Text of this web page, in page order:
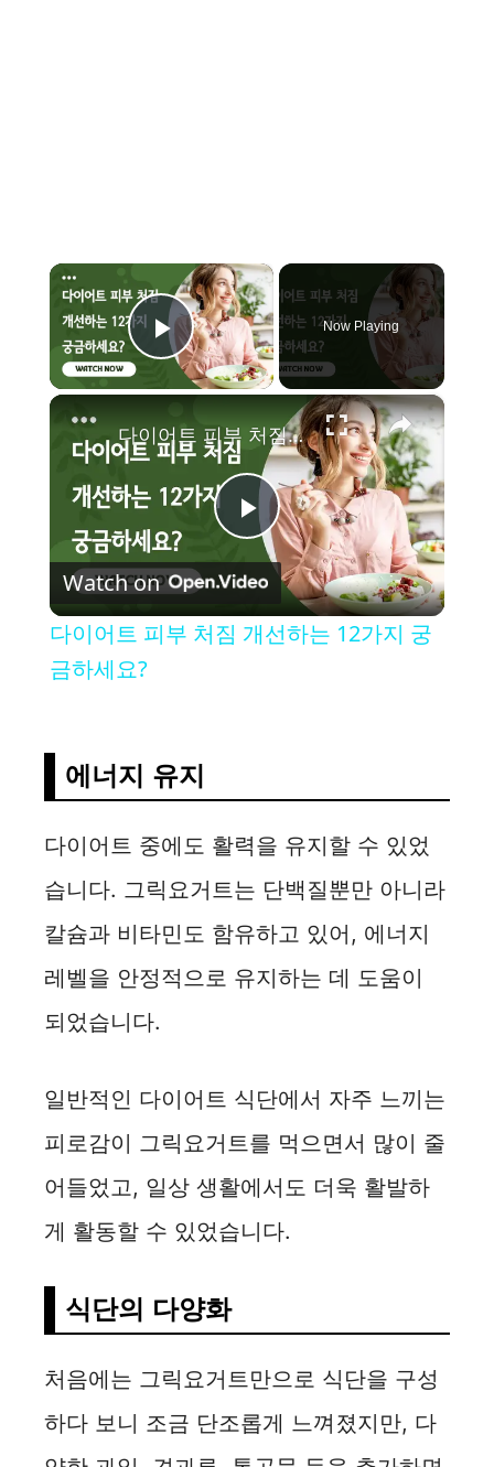
×
Play Video
Now Playing
×
P
l
V
i
d
e
다이어트 피부 처짐 개선하는 12가지 궁금하세요?
Watch on
다이어트 피부 처짐 개선하는 12가지 궁
금하세요?
에너지 유지
다이어트 중에도 활력을 유지할 수 있었
습니다. 그릭요거트는 단백질뿐만 아니라
칼슘과 비타민도 함유하고 있어, 에너지
레벨을 안정적으로 유지하는 데 도움이
되었습니다.
일반적인 다이어트 식단에서 자주 느끼는
피로감이 그릭요거트를 먹으면서 많이 줄
어들었고, 일상 생활에서도 더욱 활발하
게 활동할 수 있었습니다.
식단의 다양화
처음에는 그릭요거트만으로 식단을 구성
하다 보니 조금 단조롭게 느껴졌지만, 다